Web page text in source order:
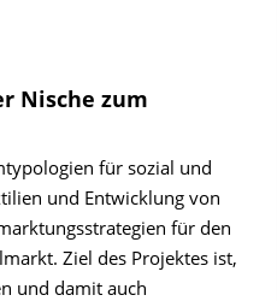
Nische zum
für sozial und
und Entwicklung von
für den
Ziel des Projektes ist,
und damit auch